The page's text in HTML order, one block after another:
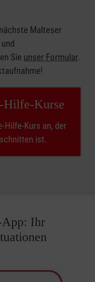
Malteser
Sie unser Formular.
Hilfe-Kurse
Hilfe-Kurs an, der
ist.
Ihr